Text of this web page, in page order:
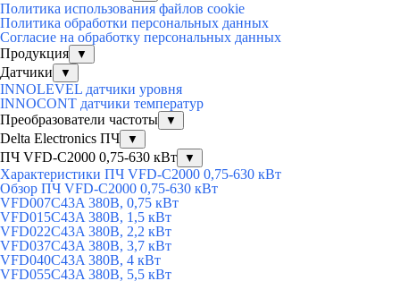
Политика использования файлов cookie
Политика обработки персональных данных
Согласие на обработку персональных данных
Продукция
▼
Датчики ▼
INNOLEVEL датчики уровня
INNOCONT датчики температур
Преобразователи частоты
▼
Delta Electronics ПЧ ▼
ПЧ VFD-C2000 0,75-630 кВт ▼
Характеристики ПЧ VFD-C2000 0,75-630 кВт
Обзор ПЧ VFD-C2000 0,75-630 кВт
VFD007C43A 380В, 0,75 кВт
VFD015C43A 380В, 1,5 кВт
VFD022C43A 380В, 2,2 кВт
VFD037C43A 380В, 3,7 кВт
VFD040C43A 380В, 4 кВт
VFD055C43A 380В, 5,5 кВт